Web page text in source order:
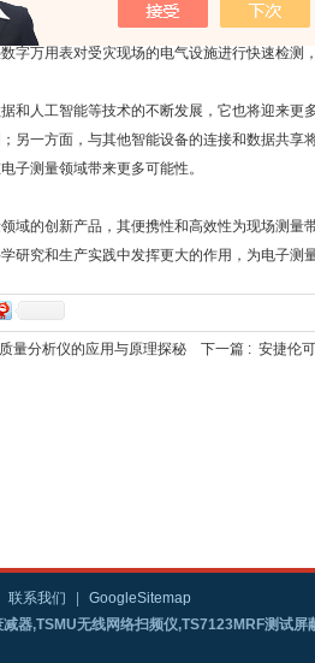
在一项户外电力工程中，施工人员利用它对
字万用表对受灾现场的电气设施进行快速检测
和人工智能等技术的不断发展，它也将迎来
另一方面，与其他智能设备的连接和数据共
子测量领域带来更多可能性。
域的创新产品，其便携性和高效性为现场测量
研究和生产实践中发挥更大的作用，为电子测
量分析仪的应用与原理探秘 下一篇 : 安捷伦
联系我们
GoogleSitemap
器,TSMU无线网络扫频仪,TS7123MRF测试屏